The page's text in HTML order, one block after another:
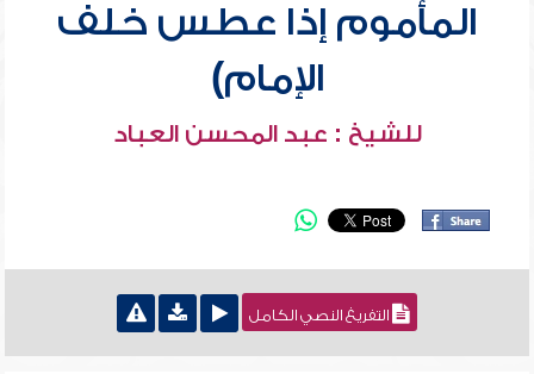
المأموم إذا عطس خلف
الإمام)
للشيخ : عبد المحسن العباد
التفريغ النصي الكامل